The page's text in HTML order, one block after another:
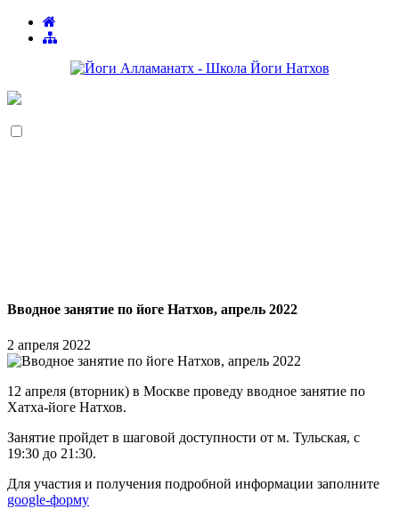
Вводное занятие по йоге Натхов, апрель 2022
2 апреля 2022
12 апреля (вторник) в Москве проведу вводное занятие по
Хатха-йоге Натхов.
Занятие пройдет в шаговой доступности от м. Тульская, с
19:30 до 21:30.
Для участия и получения подробной информации заполните
google-форму